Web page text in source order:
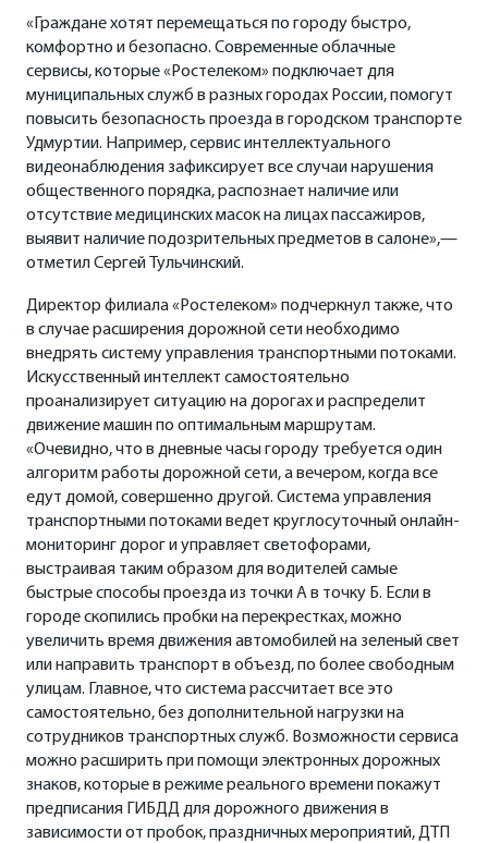
«Граждане хотят перемещаться по городу быстро,
комфортно и безопасно. Современные облачные
сервисы, которые «Ростелеком» подключает для
муниципальных служб в разных городах России, помогут
повысить безопасность проезда в городском транспорте
Удмуртии. Например, сервис интеллектуального
видеонаблюдения зафиксирует все случаи нарушения
общественного порядка, распознает наличие или
отсутствие медицинских масок на лицах пассажиров,
выявит наличие подозрительных предметов в салоне»,—
отметил Сергей Тульчинский.
Директор филиала «Ростелеком» подчеркнул также, что
в случае расширения дорожной сети необходимо
внедрять систему управления транспортными потоками.
Искусственный интеллект самостоятельно
проанализирует ситуацию на дорогах и распределит
движение машин по оптимальным маршрутам.
«Очевидно, что в дневные часы городу требуется один
алгоритм работы дорожной сети, а вечером, когда все
едут домой, совершенно другой. Система управления
транспортными потоками ведет круглосуточный онлайн-
мониторинг дорог и управляет светофорами,
выстраивая таким образом для водителей самые
быстрые способы проезда из точки А в точку Б. Если в
городе скопились пробки на перекрестках, можно
увеличить время движения автомобилей на зеленый свет
или направить транспорт в объезд, по более свободным
улицам. Главное, что система рассчитает все это
самостоятельно, без дополнительной нагрузки на
сотрудников транспортных служб. Возможности сервиса
можно расширить при помощи электронных дорожных
знаков, которые в режиме реального времени покажут
предписания ГИБДД для дорожного движения в
зависимости от пробок, праздничных мероприятий, ДТП